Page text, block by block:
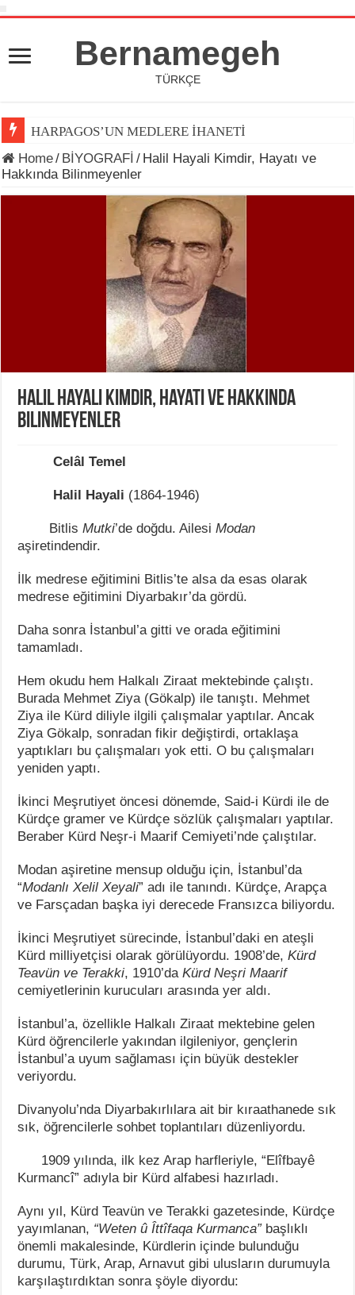
Bernamegeh
TÜRKÇE
HARPAGOS’UN MEDLERE İHANETİ
Home/ BİYOGRAFİ / Halil Hayali Kimdir, Hayatı ve
Hakkında Bilinmeyenler
Halil Hayali Kimdir, Hayatı ve Hakkında
Bilinmeyenler
Celâl Temel
Halil Hayali (1864-1946)
BitlisMutki’de doğdu. AilesiModan
aşiretindendir.
İlk medrese eğitimini Bitlis’te alsa da esas olarak
medrese eğitimini Diyarbakır’da gördü.
Daha sonra İstanbul’a gitti ve orada eğitimini
tamamladı.
Hem okudu hem Halkalı Ziraat mektebinde çalıştı.
Burada Mehmet Ziya (Gökalp) ile tanıştı. Mehmet
Ziya ile Kürd diliyle ilgili çalışmalar yaptılar. Ancak
Ziya Gökalp, sonradan fikir değiştirdi, ortaklaşa
yaptıkları bu çalışmaları yok etti. O bu çalışmaları
yeniden yaptı.
İkinci Meşrutiyet öncesi dönemde, Said-i Kürdi ile de
Kürdçe gramer ve Kürdçe sözlük çalışmaları yaptılar.
Beraber Kürd Neşr-i Maarif Cemiyeti’nde çalıştılar.
Modan aşiretine mensup olduğu için, İstanbul’da
“Modanlı Xelil Xeyali” adı ile tanındı. Kürdçe, Arapça
ve Farsçadan başka iyi derecede Fransızca biliyordu.
İkinci Meşrutiyet sürecinde, İstanbul’daki en ateşli
Kürd milliyetçisi olarak görülüyordu. 1908’de,Kürd
Teavün ve Terakki, 1910’daKürd Neşri Maarif
cemiyetlerinin kurucuları arasında yer aldı.
İstanbul’a, özellikle Halkalı Ziraat mektebine gelen
Kürd öğrencilerle yakından ilgileniyor, gençlerin
İstanbul’a uyum sağlaması için büyük destekler
veriyordu.
Divanyolu’nda Diyarbakırlılara ait bir kıraathanede sık
sık, öğrencilerle sohbet toplantıları düzenliyordu.
1909 yılında, ilk kez Arap harfleriyle, “Elîfbayê
Kurmancî” adıyla bir Kürd alfabesi hazırladı.
Aynı yıl, Kürd Teavün ve Terakki gazetesinde, Kürdçe
yayımlanan, “Weten û Îttîfaqa Kurmanca” başlıklı
önemli makalesinde, Kürdlerin içinde bulunduğu
durumu, Türk, Arap, Arnavut gibi ulusların durumuyla
karşılaştırdıktan sonra şöyle diyordu: